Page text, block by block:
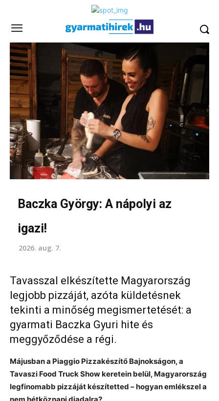
Baczka György: A nápolyi az
igazi!
2026. aug. 7.
Tavasszal elkészítette Magyarország
legjobb pizzáját, azóta küldetésnek
tekinti a minőség megismertetését: a
gyarmati Baczka Gyuri hite és
meggyőződése a régi.
Májusban a Piaggio Pizzakészítő Bajnokságon, a
Tavaszi Food Truck Show keretein belül, Magyarország
legfinomabb pizzáját készítetted – hogyan emlékszel a